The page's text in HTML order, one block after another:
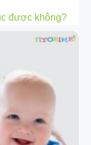
được không?